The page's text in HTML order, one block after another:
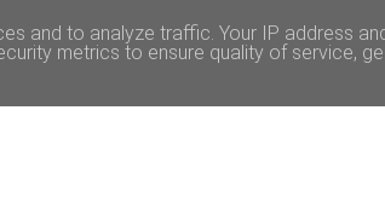
and to analyze traffic. Your IP address
metrics to ensure quality of service,